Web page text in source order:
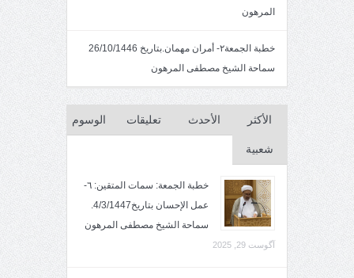
المرهون
خطبة الجمعة٢- أمران مهمان.بتاريخ 26/10/1446
سماحة الشيخ مصطفى المرهون
الأكثر
شعبية
الأحدث تعليقات الوسوم
خطبة الجمعة: سمات المتقين: ٦-
عمل الإحسان بتاريخ4/3/1447.
سماحة الشيخ مصطفى المرهون
آگوست 29, 2025